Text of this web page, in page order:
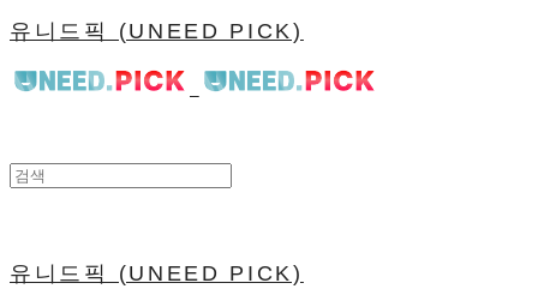
유니드픽 (UNEED PICK)
유니드픽 (UNEED PICK)